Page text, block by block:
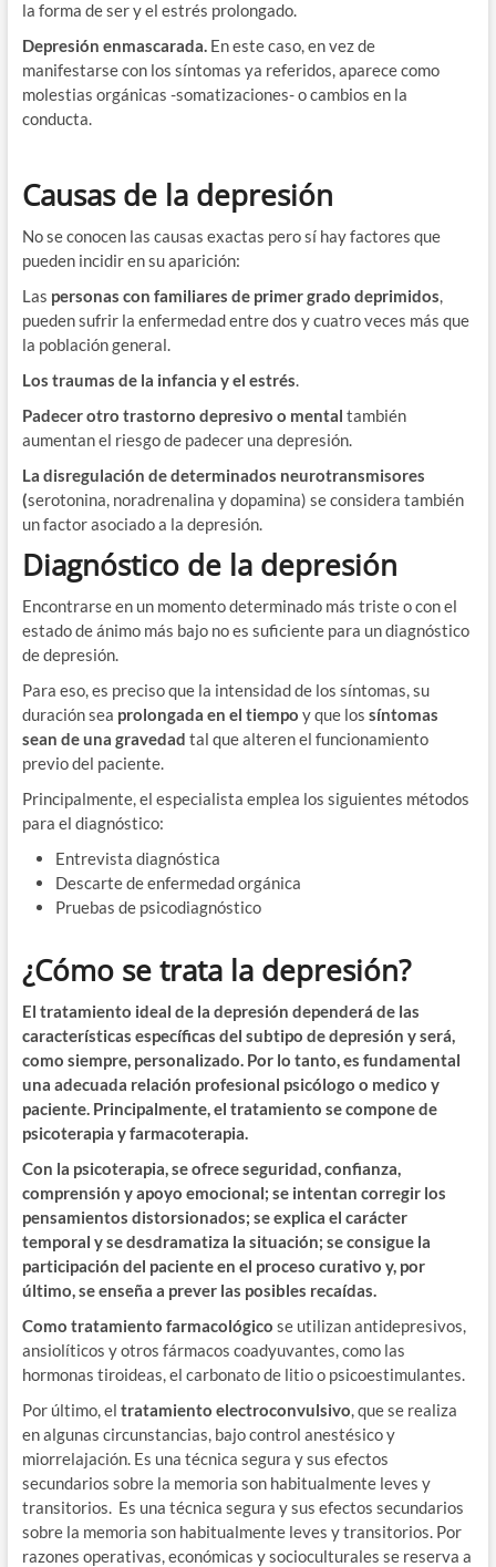
la forma de ser y el estrés prolongado.
Depresión enmascarada.En este caso, en vez de
manifestarse con los síntomas ya referidos, aparece como
molestias orgánicas -somatizaciones- o cambios en la
conducta.
Causas de la depresión
No se conocen las causas exactas pero sí hay factores que
pueden incidir en su aparición:
Las personas con familiares de primer grado deprimidos,
pueden sufrir la enfermedad entre dos y cuatro veces más que
la población general.
Los traumas de la infancia y el estrés.
Padecer otro trastorno depresivo o mental también
aumentan el riesgo de padecer una depresión.
La disregulación de determinados neurotransmisores
(serotonina, noradrenalina y dopamina) se considera también
un factor asociado a la depresión.
Diagnóstico de la depresión
Encontrarse en un momento determinado más triste o con el
estado de ánimo más bajo no es suficiente para un diagnóstico
de depresión.
Para eso, es preciso que la intensidad de los síntomas, su
duración sea prolongada en el tiempo y que los síntomas
sean de una gravedad tal que alteren el funcionamiento
previo del paciente.
Principalmente, el especialista emplea los siguientes métodos
para el diagnóstico:
Entrevista diagnóstica
Descarte de enfermedad orgánica
Pruebas de psicodiagnóstico
¿Cómo se trata la depresión?
El tratamiento ideal de la depresión dependerá de las
características específicas del subtipo de depresión y será,
como siempre, personalizado. Por lo tanto, es fundamental
una adecuada relación profesional psicólogo o medico y
paciente. Principalmente, el tratamiento se compone de
psicoterapia y farmacoterapia.
Con la psicoterapia, se ofrece seguridad, confianza,
comprensión y apoyo emocional; se intentan corregir los
pensamientos distorsionados; se explica el carácter
temporal y se desdramatiza la situación; se consigue la
participación del paciente en el proceso curativo y, por
último, se enseña a prever las posibles recaídas.
Como tratamiento farmacológico se utilizan antidepresivos,
ansiolíticos y otros fármacos coadyuvantes, como las
hormonas tiroideas, el carbonato de litio o psicoestimulantes.
Por último, el tratamiento electroconvulsivo, que se realiza
en algunas circunstancias, bajo control anestésico y
miorrelajación. Es una técnica segura y sus efectos
secundarios sobre la memoria son habitualmente leves y
transitorios. Es una técnica segura y sus efectos secundarios
sobre la memoria son habitualmente leves y transitorios. Por
razones operativas, económicas y socioculturales se reserva a